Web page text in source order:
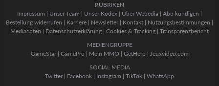
RUBRIKEN
Impressum | Unser Team | Unser Kodex | Über Webedia | Abo kündigen |
Bestellung widerrufen | Karriere | Newsletter | Kontakt | Nutzungsbestimmungen |
Mediadaten | Datenschutzerklärung | Cookies & Tracking | Transparenzbericht
MEDIENGRUPPE
GameStar| GamePro | Mein MMO | GetHero | Jeuxvideo.com
SOCIAL MEDIA
Twitter | Facebook | Instagram | TikTok | WhatsApp